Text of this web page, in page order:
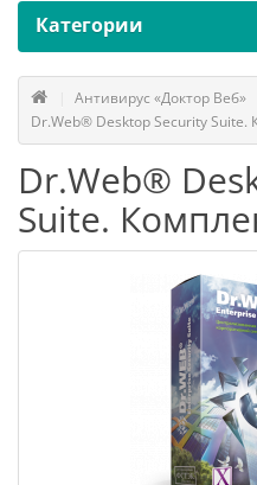
Категории
Антивирус «Доктор Веб»
Dr.Web® Desktop Security Suite.
Dr.Web®
Suite.